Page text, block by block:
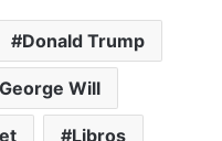
Donald Trump
George Will
Libros